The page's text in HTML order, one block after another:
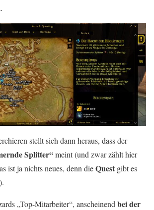
stellt sich dann heraus, dass der
Splitter“meint (und zwar zählt hier
ist ja nichts neues, denn dieQuest gibt es
„Top-Mitarbeiter“, anscheinend bei der